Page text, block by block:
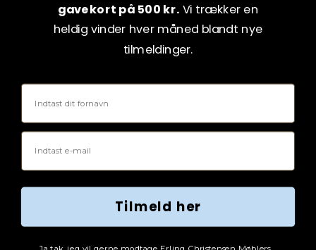
gavekort på 500 kr. Vi trækker en
heldig vinder hver måned blandt nye
tilmeldinger.
Fornavn
Email
Tilmeld her
Tjekboks samtykke